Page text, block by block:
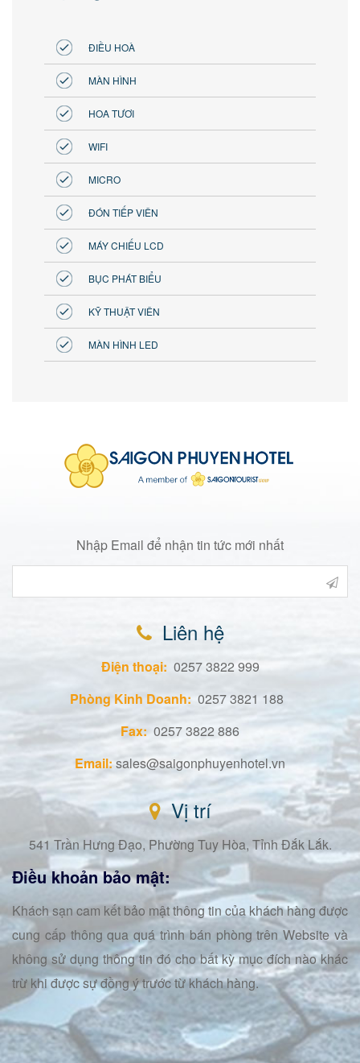
ĐIỀU HOÀ
MÀN HÌNH
HOA TƯƠI
WIFI
MICRO
ĐÓN TIẾP VIÊN
MÁY CHIẾU LCD
BỤC PHÁT BIỂU
KỸ THUẬT VIÊN
MÀN HÌNH LED
Nhập Email để nhận tin tức mới nhất
Liên hệ
Điện thoại: 0257 3822 999
Phòng Kinh Doanh: 0257 3821 188
Fax: 0257 3822 886
Email: sales@saigonphuyenhotel.vn
Vị trí
541 Trần Hưng Đạo, Phường Tuy Hòa, Tỉnh Đắk Lắk.
Điều khoản bảo mật:
Khách sạn cam kết bảo mật thông tin của khách hàng được
cung cấp thông qua quá trình bán phòng trên Website và
không sử dụng thông tin đó cho bất kỳ mục đích nào khác
trừ khi được sự đồng ý trước từ khách hàng.